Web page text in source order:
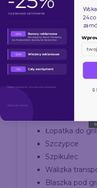
Zestaw KOLM
Model: KOLM
Wymiary
Materiał: stal
aluminium +
Kolor: srebrny
Waga: 1,045
Łopatka do
Szczypce
Szpikulec
Walizka
Blaszka pod